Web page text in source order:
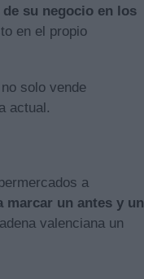
su negocio en los
en el propio
solo vende
actual.
a
un antes y un
valenciana un